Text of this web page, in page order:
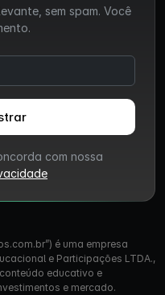
sem spam. Você
com nossa
é uma empresa
e Participações LTDA.,
educativo e
e mercado.